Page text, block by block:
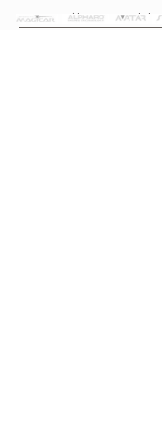
سیستم می‌باشد.